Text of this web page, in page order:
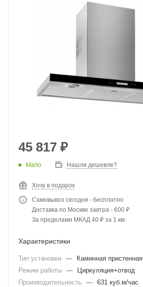
45 817 ₽
Мало Нашли дешевле?
Хочу в подарок
Самовывоз сегодня - бесплатно
Доставка по Москве завтра - 600 ₽
За пределами МКАД 40 ₽ за 1 км.
Характеристики
Тип установки —
Каминная пристенная
Режим работы —
Циркуляция+отвод
Производительность
— 631 куб.м/час